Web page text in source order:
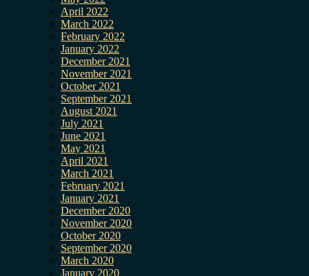
April 2022
March 2022
February 2022
January 2022
December 2021
November 2021
October 2021
September 2021
August 2021
July 2021
June 2021
May 2021
April 2021
March 2021
February 2021
January 2021
December 2020
November 2020
October 2020
September 2020
March 2020
January 2020